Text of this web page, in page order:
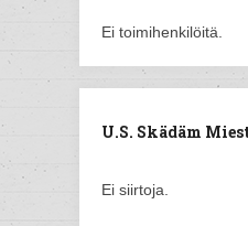
Ei toimihenkilöitä.
U.S. Skädäm
Ei siirtoja.